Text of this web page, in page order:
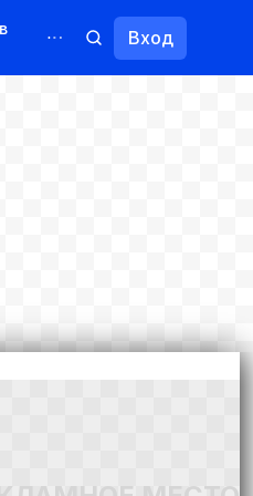
Вход